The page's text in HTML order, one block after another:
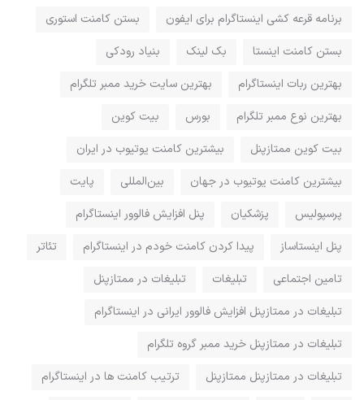
برنامه قرعه کشی اینستاگرام برای ایفون
بستن کامنت استوری
بستن کامنت اینستا
بک لینک
بنیاد رودکی
بهترین ربات اینستاگرام
بهترین سایت خرید ممبر تلگرام
بهترین نوع ممبر تلگرام
بورس
بیت کوین
بیت کوین ممتازپنل
بیشترین کامنت یوتیوب در ایران
بیشترین کامنت یوتیوب در جهان
بین‌المللی
پایت
پرسپولیس
پزشکیان
پنل افزایش فالوور اینستاگرام
پنل اینستاساز
پيدا كردن كامنت خودم در اينستاگرام
تئاتر
تامین اجتماعی
تبلیغات
تبلیغات در ممتازپنل
تبلیغات در ممتازپنل افزایش فالوور ایرانی در اینستاگرام
تبلیغات در ممتازپنل خرید ممبر گروه تلگرام
تبلیغات در ممتازپنل ممتازپنل
ترتیب کامنت ها در اینستاگرام